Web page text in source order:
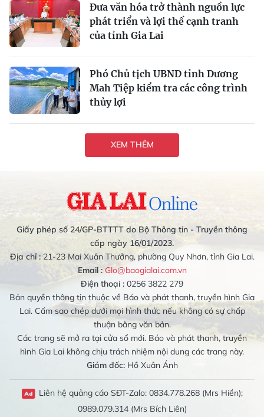
Đưa văn hóa trở thành nguồn lực
phát triển và lợi thế cạnh tranh
của tỉnh Gia Lai
Phó Chủ tịch UBND tỉnh Dương
Mah Tiệp kiểm tra các công trình
thủy lợi
XEM THÊM
Giấy phép số 24/GP-BTTTT do Bộ Thông tin - Truyền thông
cấp ngày 16/01/2023.
Địa chỉ :21-23 Mai Xuân Thưởng, phường Quy Nhơn, tỉnh Gia Lai.
Email : Glo@baogialai.com.vn
Điện thoại : 0256 3822 279
Bản quyền thông tin thuộc về Báo và phát thanh, truyền hình Gia
Lai. Cấm sao chép dưới mọi hình thức nếu không có sự chấp
thuận bằng văn bản.
Các trang sẽ mở ra tại cửa sổ mới. Báo và phát thanh, truyền
hình Gia Lai không chịu trách nhiệm nội dung các trang này.
Giám đốc:Hồ Xuân Ánh
Liên hệ quảng cáo SĐT-Zalo: 0834.778.268 (Mrs Hiền);
0989.079.314 (Mrs Bích Liên)